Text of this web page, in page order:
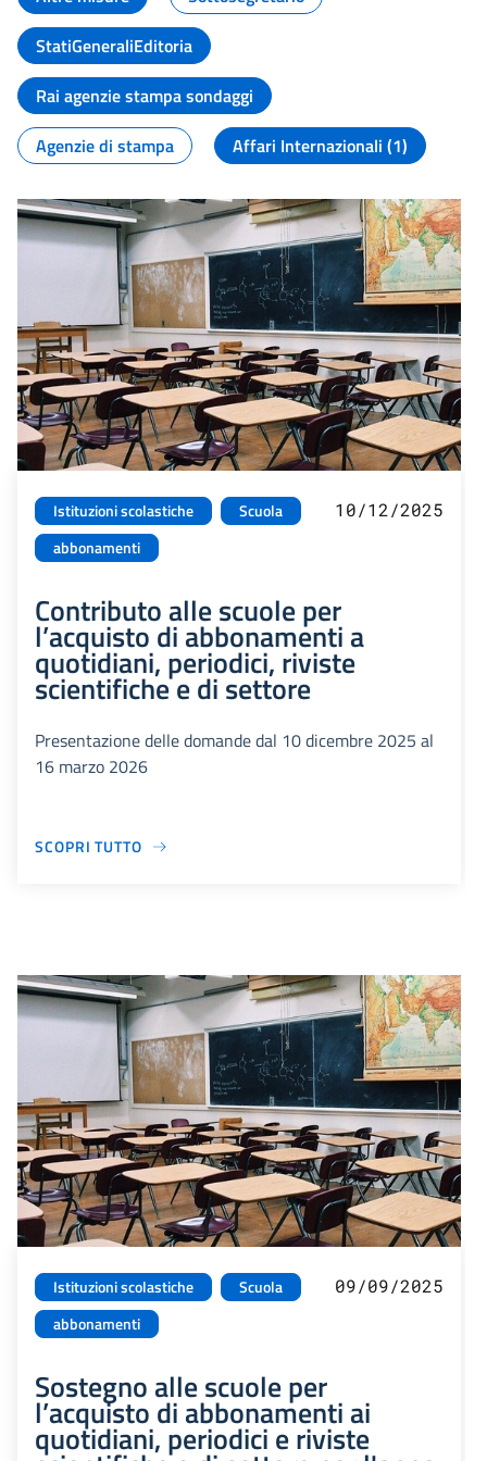
StatiGeneraliEditoria
Rai agenzie stampa sondaggi
Agenzie di stampa
Affari Internazionali (1)
Istituzioni scolastiche
Scuola
abbonamenti
10/12/2025
Contributo alle scuole per
l’acquisto di abbonamenti a
quotidiani, periodici, riviste
scientifiche e di settore
Presentazione delle domande dal 10 dicembre 2025 al
16 marzo 2026
SCOPRI TUTTO
Istituzioni scolastiche
Scuola
abbonamenti
09/09/2025
Sostegno alle scuole per
l’acquisto di abbonamenti ai
quotidiani, periodici e riviste